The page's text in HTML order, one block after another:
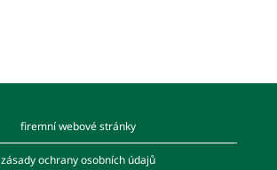
firemní webové stránky
zásady ochrany osobních údajů